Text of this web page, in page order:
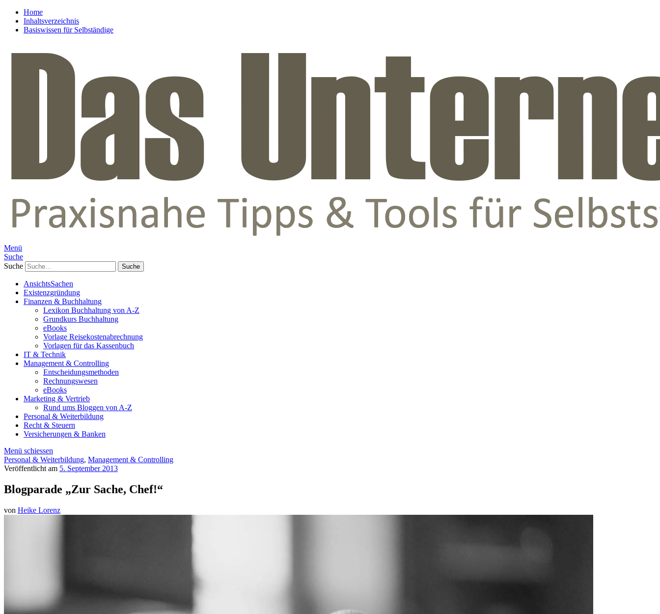
Home
Inhaltsverzeichnis
Basiswissen für Selbständige
Menü
Suche
Suche
AnsichtsSachen
Existenzgründung
Finanzen & Buchhaltung
Lexikon Buchhaltung von A-Z
Grundkurs Buchhaltung
eBooks
Vorlage Reisekostenabrechnung
Vorlagen für das Kassenbuch
IT & Technik
Management & Controlling
Entscheidungsmethoden
Rechnungswesen
eBooks
Marketing & Vertrieb
Rund ums Bloggen von A-Z
Personal & Weiterbildung
Recht & Steuern
Versicherungen & Banken
Menü schiessen
Personal & Weiterbildung, Management & Controlling
Veröffentlicht am 5. September 2013
Blogparade „Zur Sache, Chef!“
von Heike Lorenz